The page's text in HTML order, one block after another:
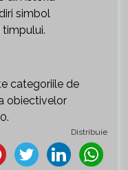
simbol
categoriile de
obiectivelor
Distribuie